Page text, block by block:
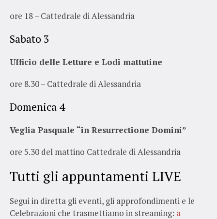
ore 18 – Cattedrale di Alessandria
Sabato 3
Ufficio delle Letture e Lodi mattutine
ore 8.30 – Cattedrale di Alessandria
Domenica 4
Veglia Pasquale “in Resurrectione Domini”
ore 5.30 del mattino Cattedrale di Alessandria
Tutti gli appuntamenti LIVE
Segui in diretta gli eventi, gli approfondimenti e le
Celebrazioni che trasmettiamo in streaming: a